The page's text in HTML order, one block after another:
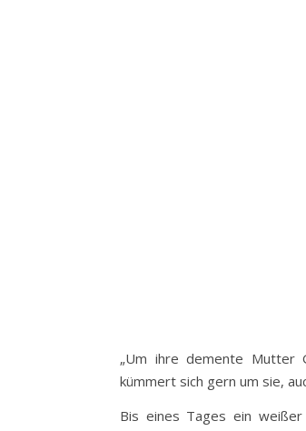
„Um ihre demente Mutter
kümmert sich gern um sie,
Bis eines Tages ein